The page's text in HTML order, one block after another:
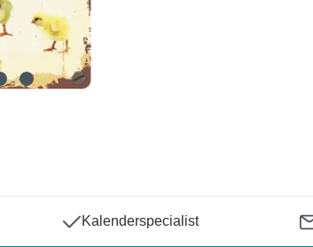
Kalenderspecialist